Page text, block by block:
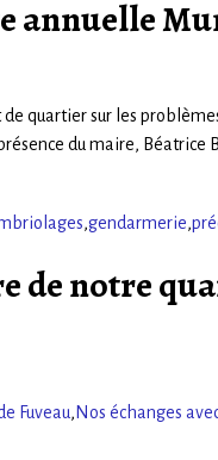
annuelle
quartier sur les
du maire, Béatrice
,gendarmerie,
de notre
Fuveau, Nos échanges